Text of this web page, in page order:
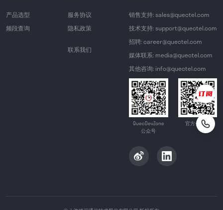
产品选型
频段查询
服务协议
隐私政策
联系我们
销售支持: sales@quectel.com
技术支持: support@quectel.com
招聘: career@quectel.com
媒体联系: media@quectel.com
其他咨询: info@quectel.com
QuecDevZone
公众号
官方公众号